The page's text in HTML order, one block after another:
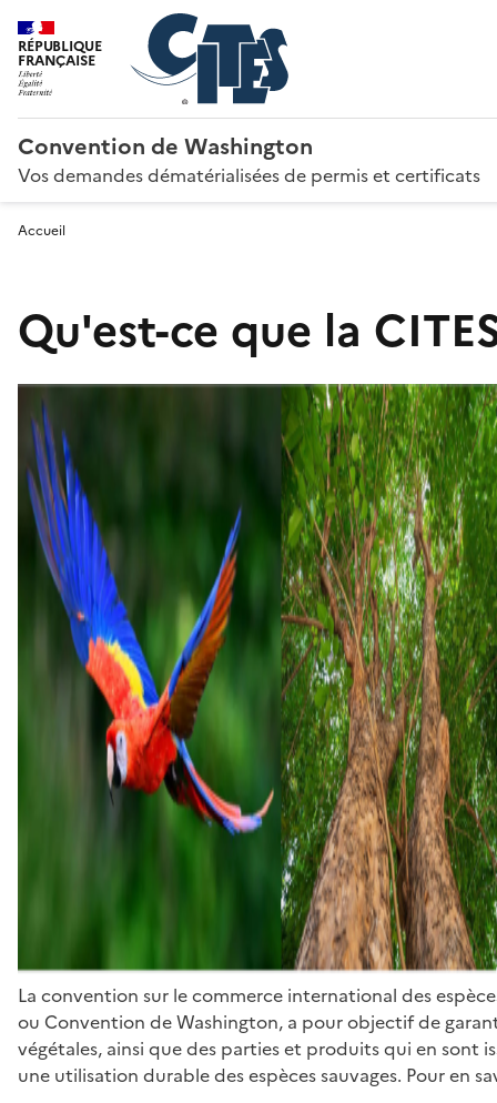
RÉPUBLIQUE
FRANÇAISE
Convention de Washington
Vos demandes dématérialisées de permis et certificats
Accueil
Qu'est-ce que la
La convention sur le commerce international des
ou Convention de Washington, a pour objectif de
végétales, ainsi que des parties et produits qui en sont
une utilisation durable des espèces sauvages. Pour en